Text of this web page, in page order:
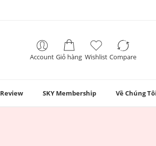
Account Giỏ hàng Wishlist Compare
Review SKY Membership Về Chúng